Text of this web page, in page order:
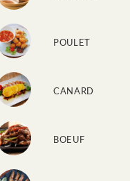
POULET
CANARD
BOEUF